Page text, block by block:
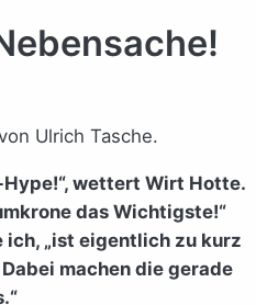
Ulrich Tasche.
wettert Wirt Hotte.
das Wichtigste!“
ich, „ist eigentlich zu kurz
machen die gerade